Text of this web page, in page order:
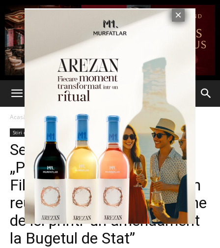
Acasă Stiri din Iasi
Stiri din Iasi Ultima oră
Senator PNL Lucian Rusu:
„Progres semnificativ la
Filarmonica de Stat Iași. Am
reușit să alocăm 1,5 milioane
de lei printr-un amendament
la Bugetul de Stat”